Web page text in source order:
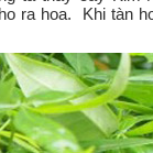
ra hoa. Khi tàn